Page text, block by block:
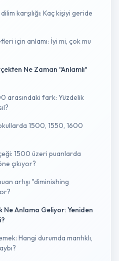
karşılığı: Kaç kişiyi geride
için anlamı: İyi mi, çok mu
Ne Zaman "Anlamlı"
arasındaki fark: Yüzdelik
1500, 1550, 1600
1500 üzeri puanlarda
çıkıyor?
artışı "diminishing
Anlama Geliyor: Yeniden
Hangi durumda mantıklı,